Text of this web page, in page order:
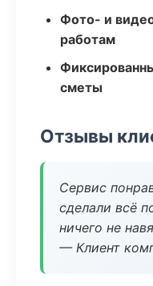
Фото- и
работам
сметы
Отзывы
Сервис
сделали всё
ничего не
— Клиент